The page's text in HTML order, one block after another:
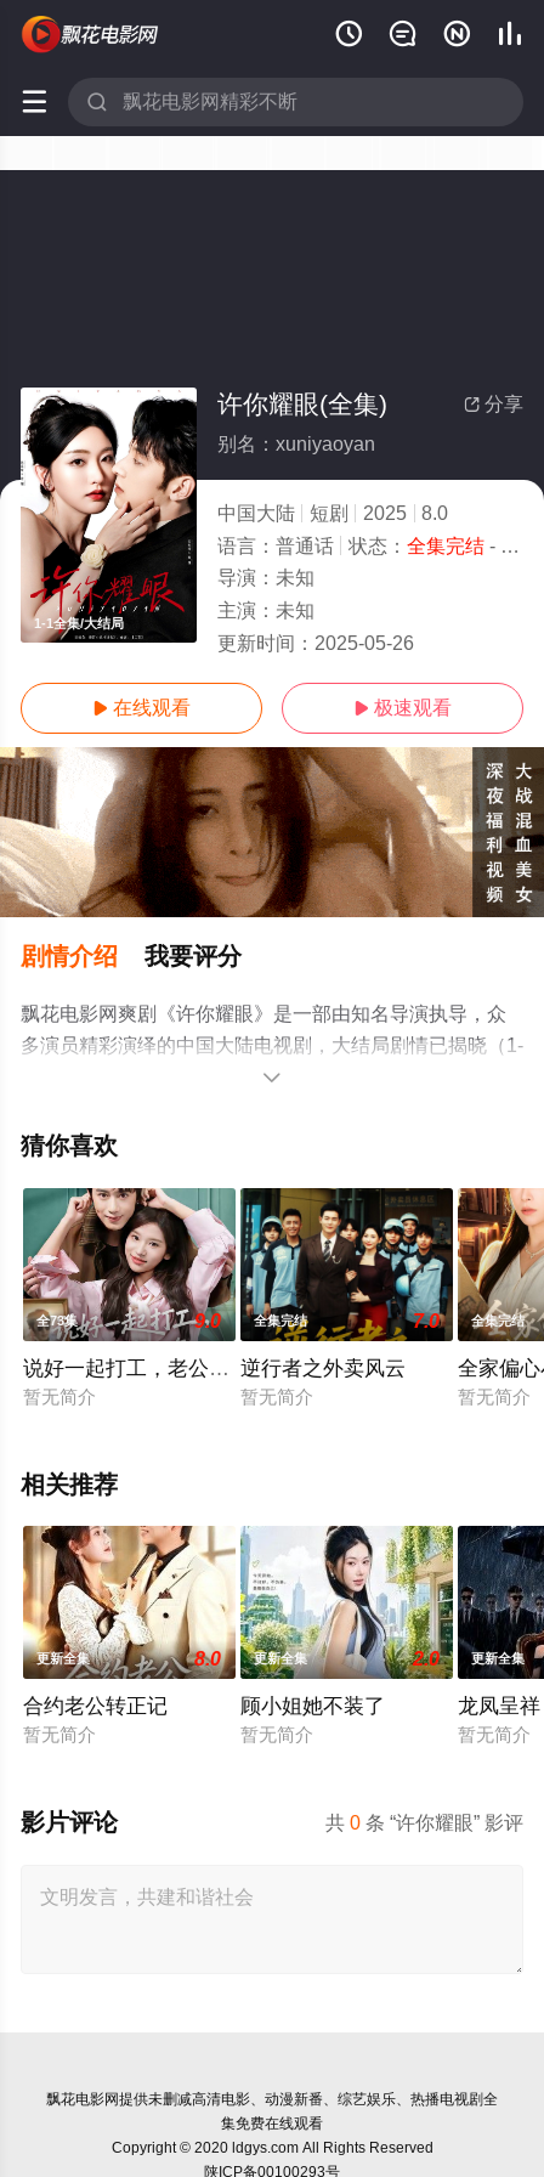
   
 
1-1全集/大结局
 分享
许你耀眼(全集)
别名：xuniyaoyan
中国大陆 短剧 2025
8.0
语言： 普通话 状态： 全集完结- 免费在线观看
导演： 未知
主演： 未知
更新时间： 2025-05-26
 在线观看  极速观看
剧情介绍 我要评分
飘花电影网爽剧《许你耀眼》是一部由知名导演执导，众
多演员精彩演绎的中国大陆电视剧，大结局剧情已揭晓（1-
1全集），手机免费观看高清无删减完整版电视剧全集就上
步至豆瓣电视剧、电视猫或剧情网等平台了解。

猜你喜欢
全73集 9.0
说好一起打工，老公你怎么有隐藏身份
暂无简介
全集完结 7.0
逆行者之外卖风云
暂无简介
全集完结
全家偏
暂无简介
相关推荐
更新全集 8.0
合约老公转正记
暂无简介
更新全集 2.0
顾小姐她不装了
暂无简介
更新全集
龙凤呈
暂无简介
共0 条 “许你耀眼” 影评
影片评论
飘花电影网提供未删减高清电影、动漫新番、综艺娱乐、热播电视剧全
集免费在线观看
Copyright © 2020 ldgys.com All Rights Reserved
陕ICP备00100293号